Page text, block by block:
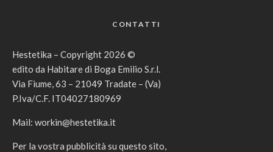
CONTATTI
Hestetika – Copyright 2026 ©
edito da Habitare di Boga Emilio S.r.l.
Via Fiume, 63 – 21049 Tradate – (Va)
P.Iva/C.F. IT04027180969
Mail: workin@hestetika.it
Per la vostra pubblicità su questo sito,